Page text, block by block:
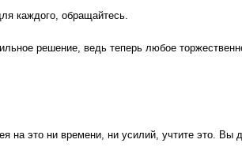
каждого, обращайтесь.
решение, ведь теперь любое
на это ни времени, ни усилий, учтите это.